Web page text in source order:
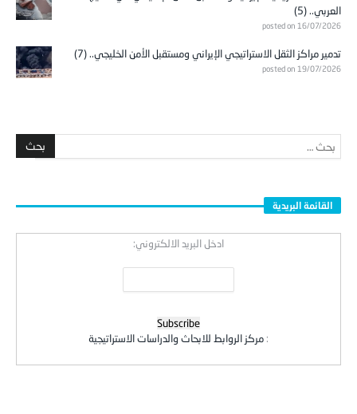
العربي.. (5)
posted on 16/07/2026
تدمير مراكز الثقل الاستراتيجي الإيراني ومستقبل الأمن الخليجي.. (7)
posted on 19/07/2026
القائمة البريدية
ادخل البريد الالكتروني:
: مركز الروابط للابحاث والدراسات الاستراتيجية